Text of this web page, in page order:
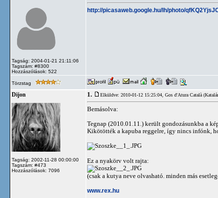
Tagság: 2004-01-21 21:11:06
Tagszám: #8300
Hozzászólások: 522
http://picasaweb.google.hu/lh/photo/
Törzstag
Dijon
Tagság: 2002-11-28 00:00:00
Tagszám: #473
Hozzászólások: 7096
1. Elküldve: 2010-01-12 15:25:04, Gos d'Atura Català
Bemásolva:
Tegnap (2010.01.11.) került gondozásunkba a
Kikötötték a kapuba reggelre, így nincs infónk,
Ez a nyakörv volt rajta:
(csak a kutya neve olvasható. minden más
www.rex.hu